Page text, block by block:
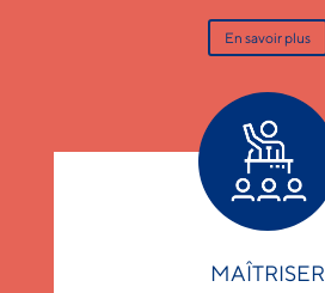
En savoir plus
MAÎTRISER